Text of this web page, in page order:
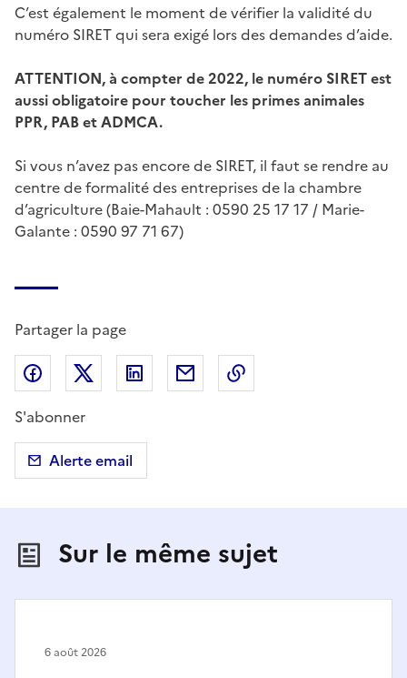
C’est également le moment de vérifier la validité du
numéro SIRET qui sera exigé lors des demandes d’aide.
ATTENTION, à compter de 2022, le numéro SIRET est
aussi obligatoire pour toucher les primes animales
PPR, PAB et ADMCA.
Si vous n’avez pas encore de SIRET, il faut se rendre au
centre de formalité des entreprises de la chambre
d’agriculture (Baie-Mahault : 0590 25 17 17 / Marie-
Galante : 0590 97 71 67)
Partager la page
Partager sur Facebook
Partager sur X (anciennement Twitter)
Partager sur LinkedIn
Partager par email
S'abonner
Alerte email
Sur le même sujet
6 août 2026